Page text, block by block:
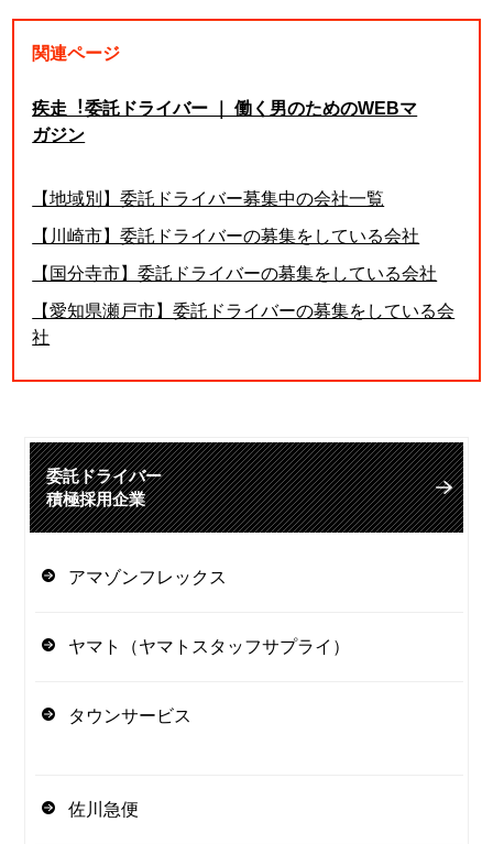
関連ページ
疾走︕委託ドライバー ｜ 働く男のためのWEBマ
ガジン
【地域別】委託ドライバー募集中の会社一覧
【川崎市】委託ドライバーの募集をしている会社
【国分寺市】委託ドライバーの募集をしている会社
【愛知県瀬戸市】委託ドライバーの募集をしている会
社
委託ドライバー
積極採用企業
アマゾンフレックス
ヤマト（ヤマトスタッフサプライ）
タウンサービス
佐川急便